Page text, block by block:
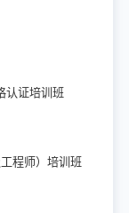
认证培训班
程师）培训班